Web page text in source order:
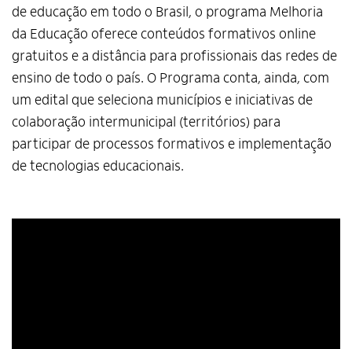
de educação em todo o Brasil, o programa Melhoria
da Educação oferece conteúdos formativos online
gratuitos e a distância para profissionais das redes de
ensino de todo o país. O Programa conta, ainda, com
um edital que seleciona municípios e iniciativas de
colaboração intermunicipal (territórios) para
participar de processos formativos e implementação
de tecnologias educacionais.